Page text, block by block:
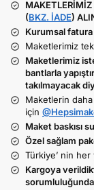
MAKETLERİMİZ
(BKZ. İADE)
Kurumsal
Maketlerimiz
Maketlerimiz
bantlarla
takılmayacak
Maketlerin
için
Maket baskısı
Özel sağlam
Türkiye’ nin
Kargoya